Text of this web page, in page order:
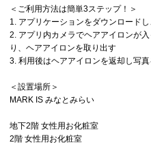
＜ご利用方法は簡単3ステップ！＞
1. アプリケーションをダウンロード
2. アプリ内カメラでヘアアイロンが
り、ヘアアイロンを取り出す
3. 利用後はヘアアイロンを返却し写
＜設置場所＞
MARK IS みなとみらい
地下2階 女性用お化粧室
2階 女性用お化粧室